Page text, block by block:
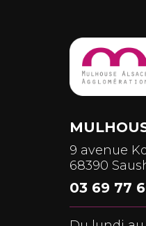
9 avenue
68390
03 69 77